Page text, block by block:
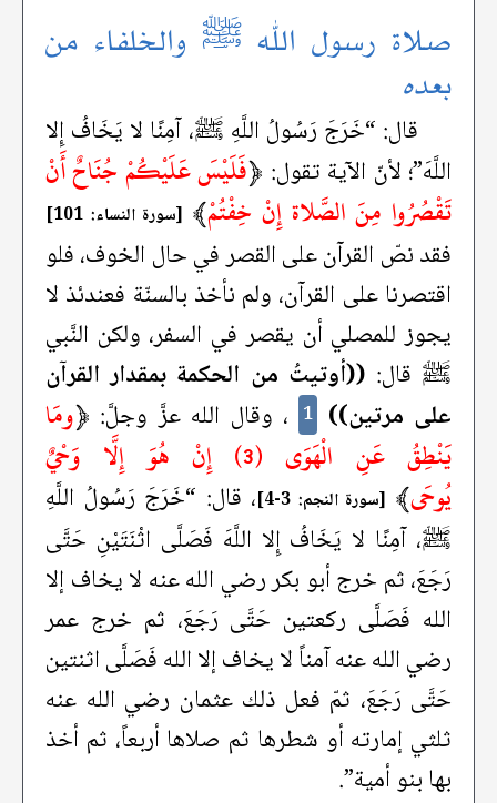
صلاة رسول الله ﷺ والخلفاء من
بعده
قال: “خَرَجَ رَسُولُ اللَّهِ ﷺ، آمِنًا لا يَخَافُ إِلا
اللَّهَ”؛ لأنّ الآية تقول: ﴿فَلَيْسَ عَلَيْكُمْ جُنَاحٌ أَنْ
تَقْصُرُوا مِنَ الصَّلاة إِنْ خِفْتُمْ﴾ [سورة النساء: 101]
فقد نصّ القرآن على القصر في حال الخوف، فلو
اقتصرنا على القرآن، ولم نأخذ بالسنّة فعندئذ لا
يجوز للمصلي أن يقصر في السفر، ولكن النَّبي
ﷺ قال: ((أوتيتُ من الحكمة بمقدار القرآن
على مرتين)) 1 ، وقال الله عزَّ وجلَّ: ﴿ومَا
يَنْطِقُ عَنِ الْهَوَى (3) إِنْ هُوَ إِلَّا وَحْيٌ
يُوحَى﴾ [سورة النجم: 3-4]
، قال: “خَرَجَ رَسُولُ اللَّهِ
ﷺ، آمِنًا لا يَخَافُ إِلا اللَّهَ فَصَلَّى اثْنَتَيْنِ حَتَّى
رَجَعَ، ثم خرج أبو بكر رضي الله عنه لا يخاف إلا
الله فَصَلَّى ركعتين حَتَّى رَجَعَ، ثم خرج عمر
رضي الله عنه آمناً لا يخاف إلا الله فَصَلَّى اثنتين
حَتَّى رَجَعَ، ثمّ فعل ذلك عثمان رضي الله عنه
ثلثي إمارته أو شطرها ثم صلاها أربعاً، ثم أخذ
بها بنو أمية”.